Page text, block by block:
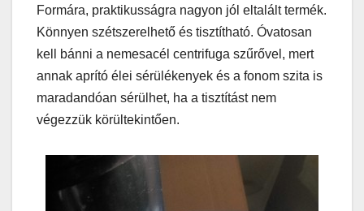
Formára, praktikusságra nagyon jól eltalált termék.
Könnyen szétszerelhető és tisztítható. Óvatosan
kell bánni a nemesacél centrifuga szűrővel, mert
annak aprító élei sérülékenyek és a fonom szita is
maradandóan sérülhet, ha a tisztítást nem
végezzük körültekintően.